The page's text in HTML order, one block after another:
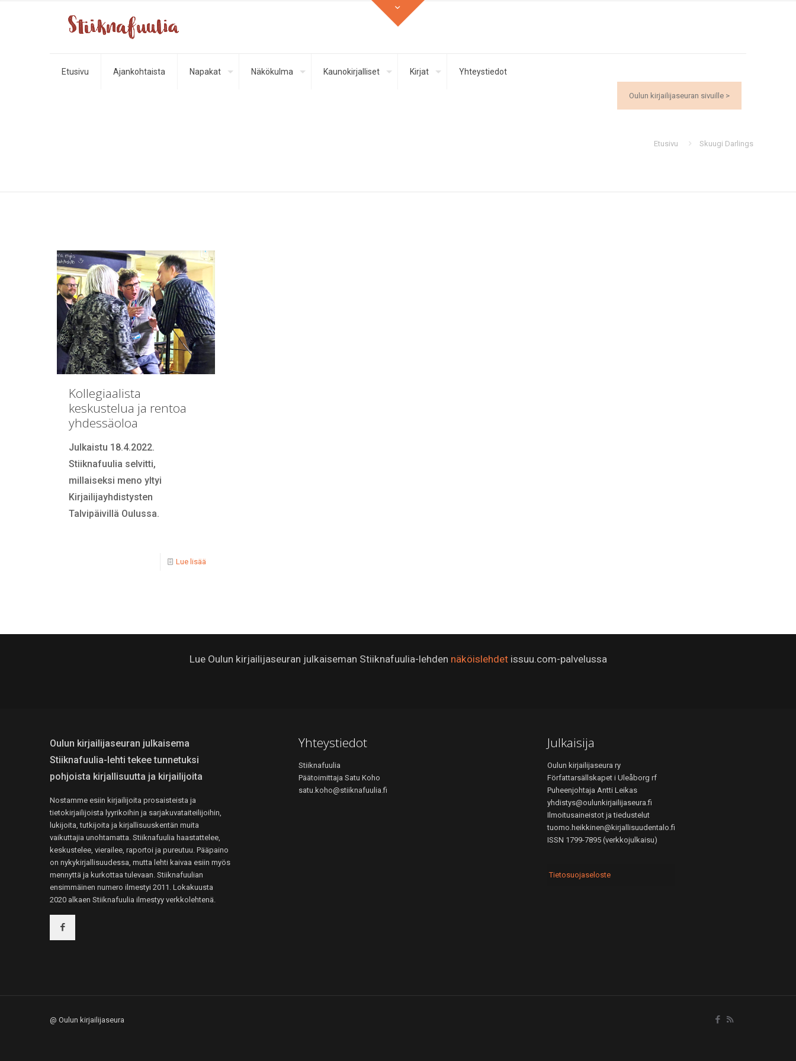
Etusivu Ajankohtaista Napakat Näkökulma Kaunokirjalliset Kirjat Yhteystiedot
Oulun kirjailijaseuran sivuille >
Etusivu Skuugi Darlings
Kollegiaalista
keskustelua ja rentoa
yhdessäoloa
Julkaistu 18.4.2022.
Stiiknafuulia selvitti,
millaiseksi meno yltyi
Kirjailijayhdistysten
Talvipäivillä Oulussa.
Lue lisää
Lue Oulun kirjailijaseuran julkaiseman Stiiknafuulia-lehden näköislehdetissuu.com-palvelussa
Oulun kirjailijaseuran julkaisema
Stiiknafuulia-lehti tekee tunnetuksi
pohjoista kirjallisuutta ja kirjailijoita
Nostamme esiin kirjailijoita prosaisteista ja
tietokirjailijoista lyyrikoihin ja sarjakuvataiteilijoihin,
lukijoita, tutkijoita ja kirjallisuuskentän muita
vaikuttajia unohtamatta. Stiiknafuulia haastattelee,
keskustelee, vierailee, raportoi ja pureutuu. Pääpaino
on nykykirjallisuudessa, mutta lehti kaivaa esiin myös
mennyttä ja kurkottaa tulevaan. Stiiknafuulian
ensimmäinen numero ilmestyi 2011. Lokakuusta
2020 alkaen Stiiknafuulia ilmestyy verkkolehtenä.
Yhteystiedot
Stiiknafuulia
Päätoimittaja Satu Koho
satu.koho@stiiknafuulia.fi
Julkaisija
Oulun kirjailijaseura ry
Författarsällskapet i Uleåborg rf
Puheenjohtaja Antti Leikas
yhdistys@oulunkirjailijaseura.fi
Ilmoitusaineistot ja tiedustelut
tuomo.heikkinen@kirjallisuudentalo.fi
ISSN 1799-7895 (verkkojulkaisu)
Tietosuojaseloste
@ Oulun kirjailijaseura